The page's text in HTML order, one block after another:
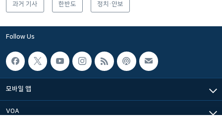
과거 기사 한반도 정치·안보
Follow Us
모바일 앱
VOA